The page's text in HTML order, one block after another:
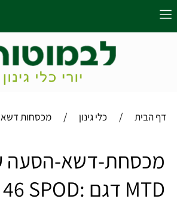
דף הבית / כלי גינון / מכסחות דשא
מכסחת-דשא-הסעה
MTD דגם :SMART 46 SPOD